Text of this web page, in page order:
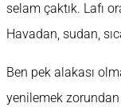
selam çaktık. Lafı
Havadan, sudan,
Ben pek alakası
yenilemek zorundan